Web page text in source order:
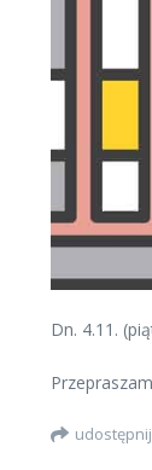
Dn. 4.11.